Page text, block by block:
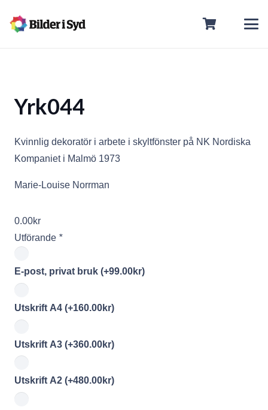
Yrk044
Kvinnlig dekoratör i arbete i skyltfönster på NK Nordiska
Kompaniet i Malmö 1973
Marie-Louise Norrman
0.00kr
Utförande *
E-post, privat bruk (+99.00kr)
Utskrift A4 (+160.00kr)
Utskrift A3 (+360.00kr)
Utskrift A2 (+480.00kr)